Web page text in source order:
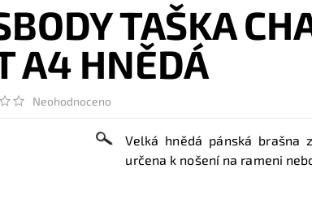
TAŠKA
A4 HNĚDÁ
Neohodnoceno
Velká hnědá pánská brašna
určena k nošení na rameni